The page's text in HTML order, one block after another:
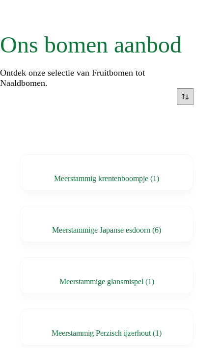
Ons bomen aanbod
Ontdek onze selectie van Fruitbomen tot
Naaldbomen.
Meerstammig krentenboompje(1)
Meerstammige Japanse esdoorn(6)
Meerstammige glansmispel (1)
Meerstammig Perzisch ijzerhout(1)